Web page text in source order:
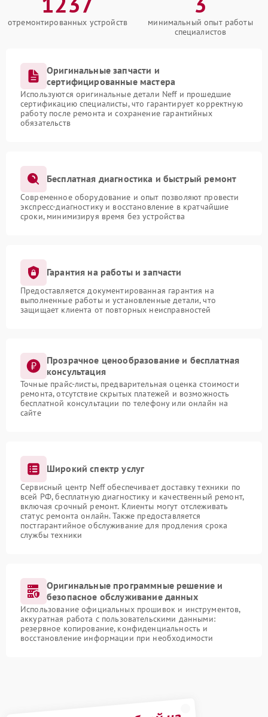
отремонтированных устройств
минимальный опыт работы
специалистов
Оригинальные запчасти и
сертифицированные мастера
Используются оригинальные детали Neff и прошедшие
сертификацию специалисты, что гарантирует корректную
работу после ремонта и сохранение гарантийных
обязательств
Бесплатная диагностика и быстрый ремонт
Современное оборудование и опыт позволяют провести
экспресс-диагностику и восстановление в кратчайшие
сроки, минимизируя время без устройства
Гарантия на работы и запчасти
Предоставляется документированная гарантия на
выполненные работы и установленные детали, что
защищает клиента от повторных неисправностей
Прозрачное ценообразование и бесплатная
консультация
Точные прайс-листы, предварительная оценка стоимости
ремонта, отсутствие скрытых платежей и возможность
бесплатной консультации по телефону или онлайн на
сайте
Широкий спектр услуг
Сервисный центр Neff обеспечивает доставку техники по
всей РФ, бесплатную диагностику и качественный ремонт,
включая срочный ремонт. Клиенты могут отслеживать
статус ремонта онлайн. Также предоставляется
постгарантийное обслуживание для продления срока
службы техники
Оригинальные программные решение и
безопасное обслуживание данных
Использование официальных прошивок и инструментов,
аккуратная работа с пользовательскими данными:
резервное копирование, конфиденциальность и
восстановление информации при необходимости